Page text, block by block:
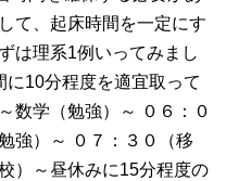
て、起床時間を一定にす
は理系1例いってみまし
に10分程度を適宜取って
数学（勉強）～ ０６：０
強）～ ０７：３０（移
）～昼休みに15分程度の